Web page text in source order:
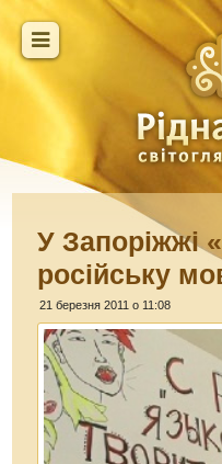
У Запоріжжі
російську
21 березня 2011 о 11:08